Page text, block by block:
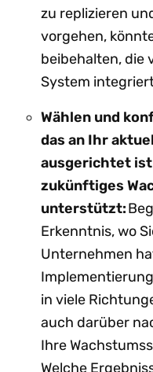
zu replizieren
vorgehen,
beibehalten, die
System
Wählen und
das an Ihr
ausgerichtet
zukünftiges
unterstützt:
Erkenntnis, wo
Unternehmen
in viele
auch darüber
Ihre
Welche